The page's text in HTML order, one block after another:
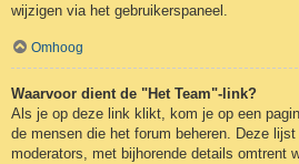
wijzigen via het gebruikerspaneel.
Omhoog
Waarvoor dient de "Het Team"-link?
Als je op deze link klikt, kom je op een
de mensen die het forum beheren. Deze
moderators, met bijhorende details omtrent